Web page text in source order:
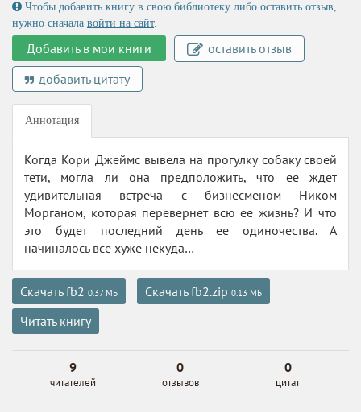
Чтобы добавить книгу в свою библиотеку либо оставить отзыв,
нужно сначала войти на сайт.
Добавить в мои книги
оставить отзыв
добавить цитату
Аннотация
Когда Кори Джеймс вывела на прогулку собаку своей
тети, могла ли она предположить, что ее ждет
удивительная встреча с бизнесменом Ником
Морганом, которая перевернет всю ее жизнь? И что
это будет последний день ее одиночества. А
начиналось все хуже некуда…
Скачать fb2 0.37 МБ Скачать fb2.zip 0.13 МБ
Читать книгу
9
читателей
0
отзывов
0
цитат